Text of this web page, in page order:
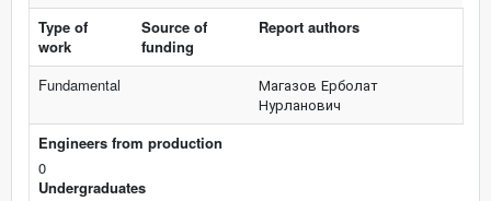
Type of
work
Source of
funding
Report authors
Fundamental
Магазов Ерболат
Нурланович
Engineers from production
0
Undergraduates